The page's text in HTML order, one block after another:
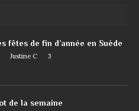
fêtes de fin d’année en Suède
Justine C 3
de la semaine